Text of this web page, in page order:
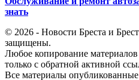
знать
© 2026 - Новости Бреста и
защищены.
Любое копирование материалов
только с обратной активной
Все материалы